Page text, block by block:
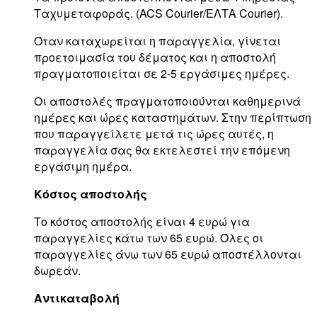
Ταχυμεταφοράς. (ACS Courier/ΕΛΤΑ Courier).
Όταν καταχωρείται η παραγγελία, γίνεται
προετοιμασία του δέματος και η αποστολή
πραγματοποιείται σε 2-5 εργάσιμες ημέρες.
Οι αποστολές πραγματοποιούνται καθημερινά
ημέρες και ώρες καταστημάτων. Στην περίπτωση
που παραγγείλετε μετά τις ώρες αυτές, η
παραγγελία σας θα εκτελεστεί την επόμενη
εργάσιμη ημέρα.
Κόστος αποστολής
Το κόστος αποστολής είναι 4 ευρώ για
παραγγελίες κάτω των 65 ευρώ. Όλες οι
παραγγελίες άνω των 65 ευρώ αποστέλλονται
δωρεάν.
Αντικαταβολή